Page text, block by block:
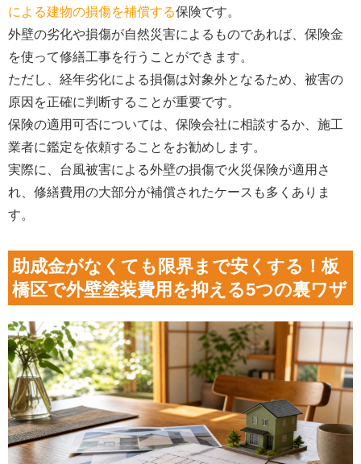
による建物の損傷を補償する保険です。
外壁の劣化や損傷が自然災害によるものであれば、保険金
を使って修繕工事を行うことができます。
ただし、経年劣化による損傷は対象外となるため、被害の
原因を正確に判断することが重要です。
保険の適用可否については、保険会社に相談するか、施工
業者に鑑定を依頼することをお勧めします。
実際に、台風被害による外壁の損傷で火災保険が適用さ
れ、修繕費用の大部分が補償されたケースも多くありま
す。
助成金がなくても限界まで安くする！板
橋区で外壁塗装費用を抑える5つの裏ワザ